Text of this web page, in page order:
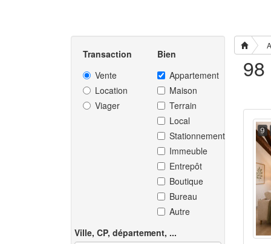
Transaction
Vente
Location
Viager
Bien
Appartement
Maison
Terrain
Local
Stationnement
Immeuble
Entrepôt
Boutique
Bureau
Autre
Ville, CP, département, ...
9